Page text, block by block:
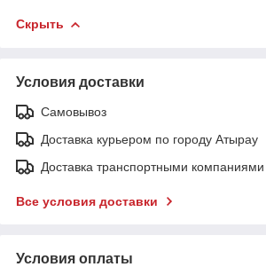
Скрыть
Условия доставки
Самовывоз
Доставка курьером по городу Атырау
Доставка транспортными компаниями
Все условия доставки
Условия оплаты